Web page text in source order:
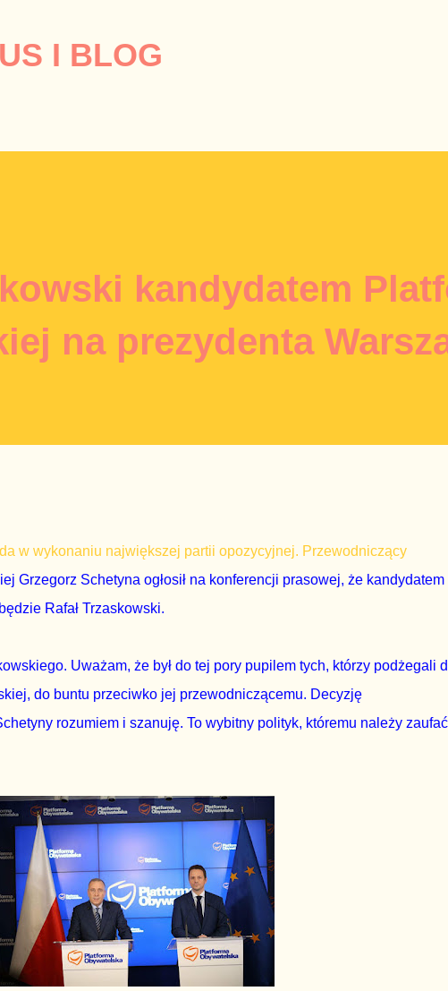
I BLOG
kandydatem
na prezydenta
w wykonaniu największej partii opozycyjnej. Przewodniczący
Grzegorz Schetyna ogłosił na konferencji prasowej, że kandydatem
Rafał Trzaskowski.
Uważam, że był do tej pory pupilem tych, którzy podżegali
do buntu przeciwko jej przewodniczącemu. Decyzję
rozumiem i szanuję. To wybitny polityk, któremu należy